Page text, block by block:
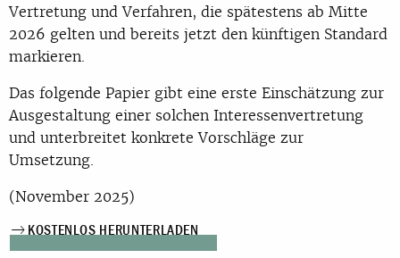
Vertretung und Verfahren, die spätestens ab Mitte
2026 gelten und bereits jetzt den künftigen Standard
markieren.
Das folgende Papier gibt eine erste Einschätzung zur
Ausgestaltung einer solchen Interessenvertretung
und unterbreitet konkrete Vorschläge zur
Umsetzung.
(November 2025)
KOSTENLOS HERUNTERLADEN